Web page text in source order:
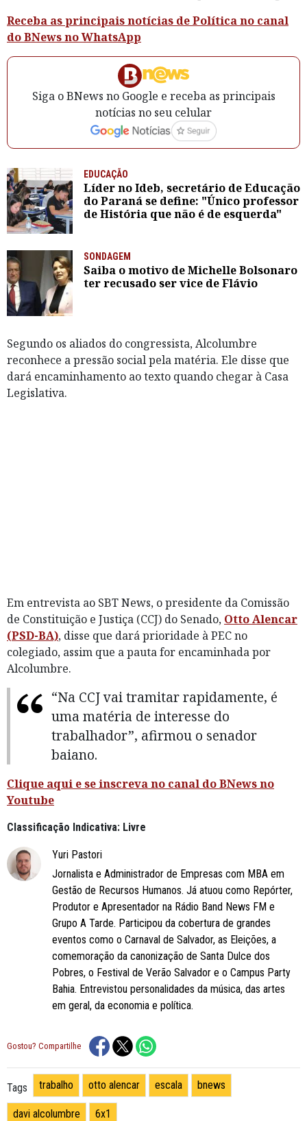
Receba as principais notícias de Política no canal
do BNews no WhatsApp
Siga o BNews no Google e receba as principais
notícias no seu celular
EDUCAÇÃO
Líder no Ideb, secretário de Educação
do Paraná se define: "Único professor
de História que não é de esquerda"
SONDAGEM
Saiba o motivo de Michelle Bolsonaro
ter recusado ser vice de Flávio
Segundo os aliados do congressista, Alcolumbre
reconhece a pressão social pela matéria. Ele disse que
dará encaminhamento ao texto quando chegar à Casa
Legislativa.
Em entrevista ao SBT News, o presidente da Comissão
de Constituição e Justiça (CCJ) do Senado, Otto Alencar
(PSD-BA), disse que dará prioridade à PEC no
colegiado, assim que a pauta for encaminhada por
Alcolumbre.
“Na CCJ vai tramitar rapidamente, é
uma matéria de interesse do
trabalhador”, afirmou o senador
baiano.
Clique aqui e se inscreva no canal do BNews no
Youtube
Classificação Indicativa: Livre
Yuri Pastori
Jornalista e Administrador de Empresas com MBA em
Gestão de Recursos Humanos. Já atuou como Repórter,
Produtor e Apresentador na Rádio Band News FM e
Grupo A Tarde. Participou da cobertura de grandes
eventos como o Carnaval de Salvador, as Eleições, a
comemoração da canonização de Santa Dulce dos
Pobres, o Festival de Verão Salvador e o Campus Party
Bahia. Entrevistou personalidades da música, das artes
em geral, da economia e política.
Gostou? Compartilhe
Tags trabalho otto alencar escala bnews
davi alcolumbre 6x1